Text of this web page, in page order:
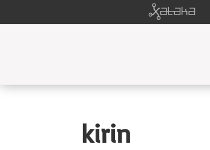
kirin